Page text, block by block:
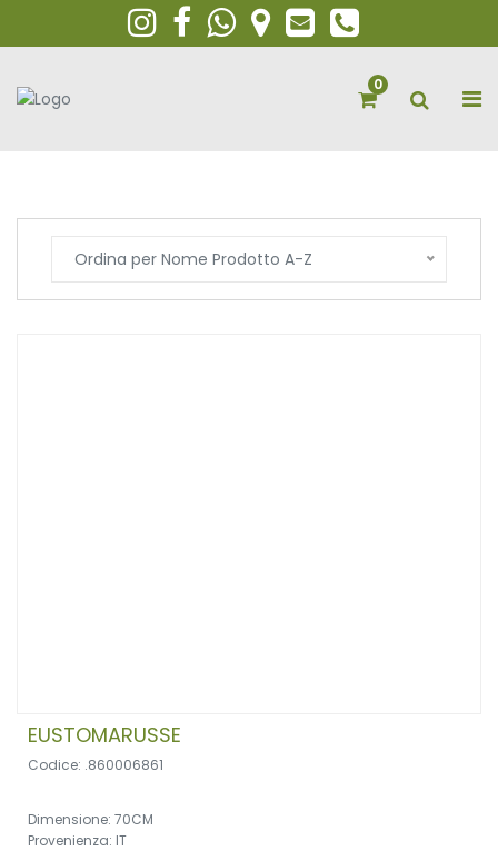
0
Ordina per Nome Prodotto A-Z
EUSTOMARUSSE
Codice: .860006861
Dimensione: 70CM
Provenienza: IT